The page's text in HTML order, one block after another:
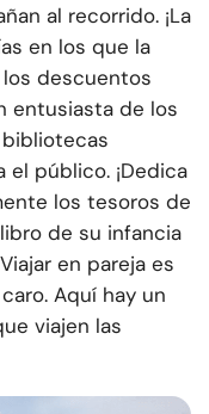
al recorrido. ¡La
en los que la
descuentos
entusiasta de los
público. ¡Dedica
los tesoros de
de su infancia
en pareja es
Aquí hay un
viajen las